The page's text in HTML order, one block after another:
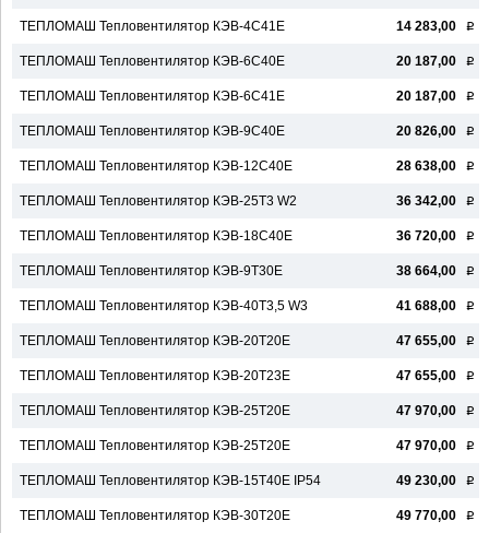
ТЕПЛОМАШ Тепловентилятор КЭВ-4С41Е 14 283,00 q
ТЕПЛОМАШ Тепловентилятор КЭВ-6С40Е 20 187,00 q
ТЕПЛОМАШ Тепловентилятор КЭВ-6С41Е 20 187,00 q
ТЕПЛОМАШ Тепловентилятор КЭВ-9С40Е 20 826,00 q
ТЕПЛОМАШ Тепловентилятор КЭВ-12С40Е 28 638,00 q
ТЕПЛОМАШ Тепловентилятор КЭВ-25Т3 W2 36 342,00 q
ТЕПЛОМАШ Тепловентилятор КЭВ-18С40Е 36 720,00 q
ТЕПЛОМАШ Тепловентилятор КЭВ-9Т30Е 38 664,00 q
ТЕПЛОМАШ Тепловентилятор КЭВ-40Т3,5 W3 41 688,00 q
ТЕПЛОМАШ Тепловентилятор КЭВ-20Т20Е 47 655,00 q
ТЕПЛОМАШ Тепловентилятор КЭВ-20Т23Е 47 655,00 q
ТЕПЛОМАШ Тепловентилятор КЭВ-25Т20Е 47 970,00 q
ТЕПЛОМАШ Тепловентилятор КЭВ-25Т20Е 47 970,00 q
ТЕПЛОМАШ Тепловентилятор КЭВ-15Т40Е IP54 49 230,00 q
ТЕПЛОМАШ Тепловентилятор КЭВ-30Т20Е 49 770,00 q